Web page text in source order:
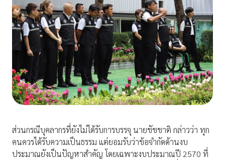
ส่วนกรณีบุคลากรที่ยังไม่ได้รับการบรรจุ นายชัชชาติ กล่าวว่า ทุก
คนควรได้รับความเป็นธรรม แต่ยอมรับว่าข้อจำกัดด้านงบ
ประมาณยังเป็นปัญหาสำคัญ โดยเฉพาะงบประมาณปี 2570 ที่